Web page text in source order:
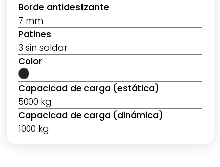
Borde antideslizante
7 mm
Patines
3 sin soldar
Color
Capacidad de carga (estática)
5000 kg
Capacidad de carga (dinámica)
1000 kg